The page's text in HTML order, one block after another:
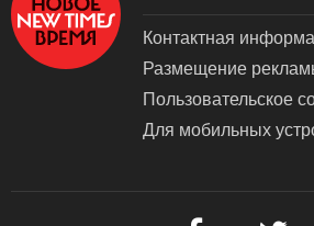
Контактная
Размещение
Пользовательское
Для мобильных